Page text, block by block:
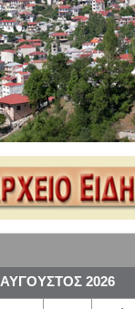
ΑΎΓΟΥΣΤΟΣ 2026